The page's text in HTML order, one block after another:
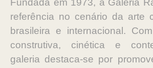
Fundada em 1973, a Galeria
referência no cenário da arte
brasileira e internacional.
construtiva, cinética e
galeria destaca-se por